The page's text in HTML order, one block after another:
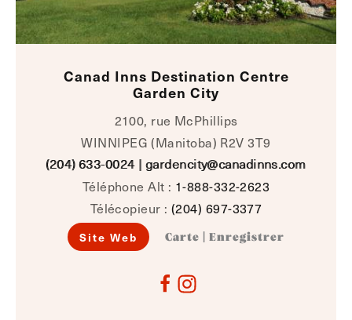
Canad Inns Destination Centre
Garden City
2100, rue McPhillips
WINNIPEG (Manitoba) R2V 3T9
(204) 633-0024 | gardencity@canadinns.com
Téléphone Alt : 1-888-332-2623
Télécopieur : (204) 697-3377
Site Web Carte Enregistrer